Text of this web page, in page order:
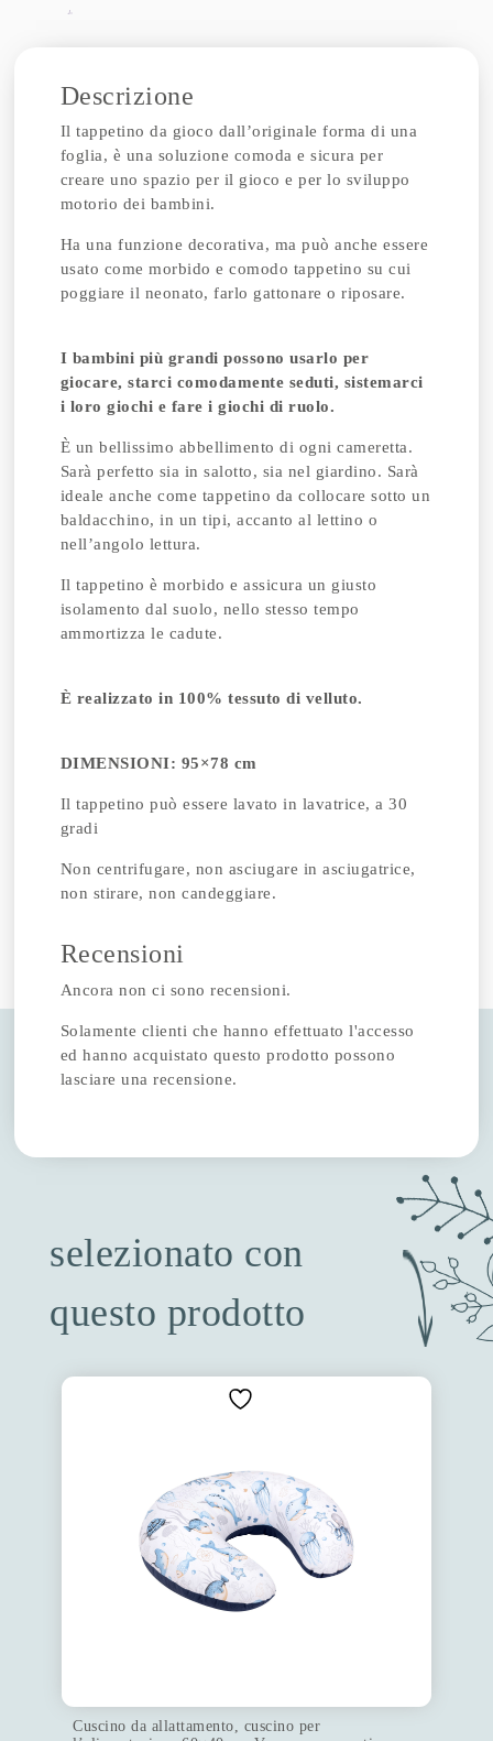
Descrizione
Il tappetino da gioco dall’originale forma di una
foglia, è una soluzione comoda e sicura per
creare uno spazio per il gioco e per lo sviluppo
motorio dei bambini.
Ha una funzione decorativa, ma può anche essere
usato come morbido e comodo tappetino su cui
poggiare il neonato, farlo gattonare o riposare.
I bambini più grandi possono usarlo per
giocare, starci comodamente seduti, sistemarci
i loro giochi e fare i giochi di ruolo.
È un bellissimo abbellimento di ogni cameretta.
Sarà perfetto sia in salotto, sia nel giardino. Sarà
ideale anche come tappetino da collocare sotto un
baldacchino, in un tipi, accanto al lettino o
nell’angolo lettura.
Il tappetino è morbido e assicura un giusto
isolamento dal suolo, nello stesso tempo
ammortizza le cadute.
È realizzato in 100% tessuto di velluto.
DIMENSIONI: 95×78 cm
Il tappetino può essere lavato in lavatrice, a 30
gradi
Non centrifugare, non asciugare in asciugatrice,
non stirare, non candeggiare.
Recensioni
Ancora non ci sono recensioni.
Solamente clienti che hanno effettuato l'accesso
ed hanno acquistato questo prodotto possono
lasciare una recensione.
selezionato con
questo prodotto
Cuscino da allattamento, cuscino per